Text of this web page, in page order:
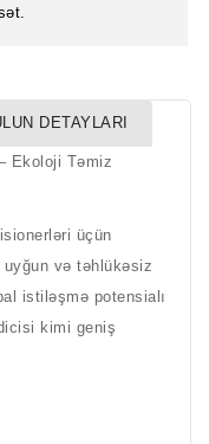
DETAYLARI
Ekoloji Təmiz
üçün
və təhlükəsiz
istiləşmə potensialı
kimi geniş